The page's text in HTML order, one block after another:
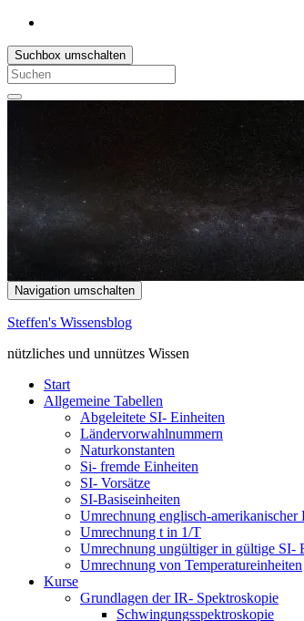
Suchbox umschalten
Search
for:
Navigation umschalten
Steffen's Wissensblog
nützliches und unnützes Wissen
Start
Allgemeine Tabellen
Abgeleitete SI- Einheiten
Ländervorwahlnummern
Naturkonstanten
Si- fremde Einheiten
SI- Vorsätze
SI-Basiseinheiten
Umrechnung englisch-
Umrechnung t in 1/T
Umrechnung ungültiger in gültige SI-
Umrechnung von Temperatureinheiten
Kurse
Grundlagen der IR- Spektroskopie
Schwingungsspektroskopie